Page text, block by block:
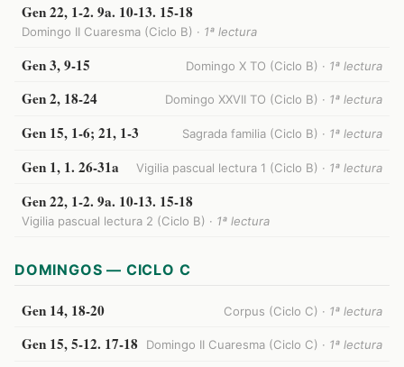
Gen 22, 1-2. 9a. 10-13. 15-18
Domingo II Cuaresma (Ciclo B) · 1ª lectura
Gen 3, 9-15 Domingo X TO (Ciclo B) · 1ª lectura
Gen 2, 18-24 Domingo XXVII TO (Ciclo B) · 1ª lectura
Gen 15, 1-6; 21, 1-3 Sagrada familia (Ciclo B) · 1ª lectura
Gen 1, 1. 26-31a Vigilia pascual lectura 1 (Ciclo B) · 1ª lectura
Gen 22, 1-2. 9a. 10-13. 15-18
Vigilia pascual lectura 2 (Ciclo B) · 1ª lectura
DOMINGOS — CICLO C
Gen 14, 18-20 Corpus (Ciclo C) · 1ª lectura
Gen 15, 5-12. 17-18 Domingo II Cuaresma (Ciclo C) · 1ª lectura